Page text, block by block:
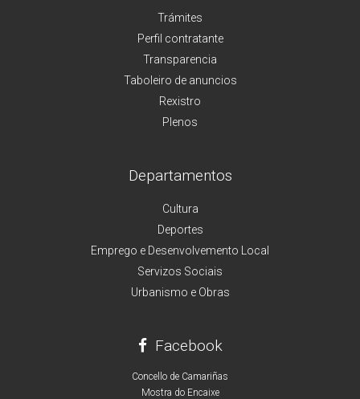
Trámites
Perfil contratante
Transparencia
Taboleiro de anuncios
Rexistro
Plenos
Departamentos
Cultura
Deportes
Emprego e Desenvolvemento Local
Servizos Sociais
Urbanismo e Obras
Facebook
Concello de Camariñas
Mostra do Encaixe